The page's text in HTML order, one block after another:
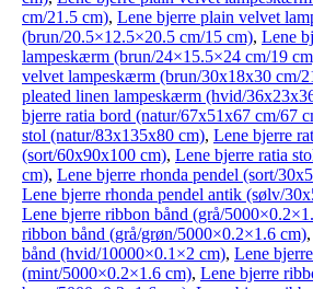
cm/21.5 cm), Lene bjerre plain velvet
(brun/20.5×12.5×20.5 cm/15 cm), Lene
lampeskærm (brun/24×15.5×24 cm/19
velvet lampeskærm (brun/30x18x30 cm/
pleated linen lampeskærm (hvid/
bjerre ratia bord (natur/67x51x67 cm/67
stol (natur/83x135x80 cm), Lene bjerre
(sort/60x90x100 cm), Lene bjerre ratia
cm), Lene bjerre rhonda pendel (sort/
Lene bjerre rhonda pendel antik (sølv/
Lene bjerre ribbon bånd (grå/
ribbon bånd (grå/grøn/5000×0.2×1.6 cm),
bånd (hvid/10000×0.1×2 cm), Lene
(mint/5000×0.2×1.6 cm), Lene bjerre